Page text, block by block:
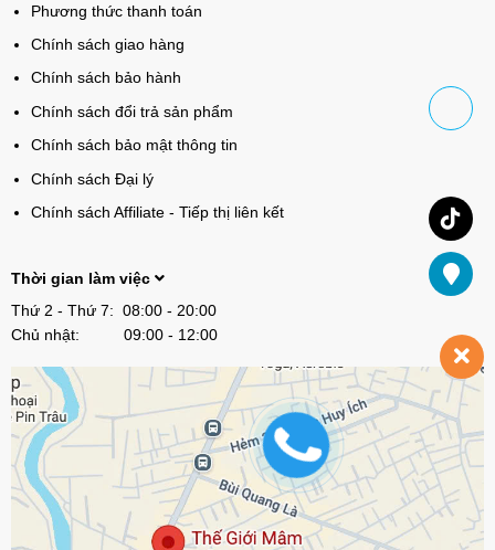
Phương thức thanh toán
Chính sách giao hàng
Chính sách bảo hành
Chính sách đổi trả sản phẩm
Chính sách bảo mật thông tin
Chính sách Đại lý
Chính sách Affiliate - Tiếp thị liên kết
Thời gian làm việc
Thứ 2 - Thứ 7: 08:00 - 20:00
Chủ nhật: 09:00 - 12:00